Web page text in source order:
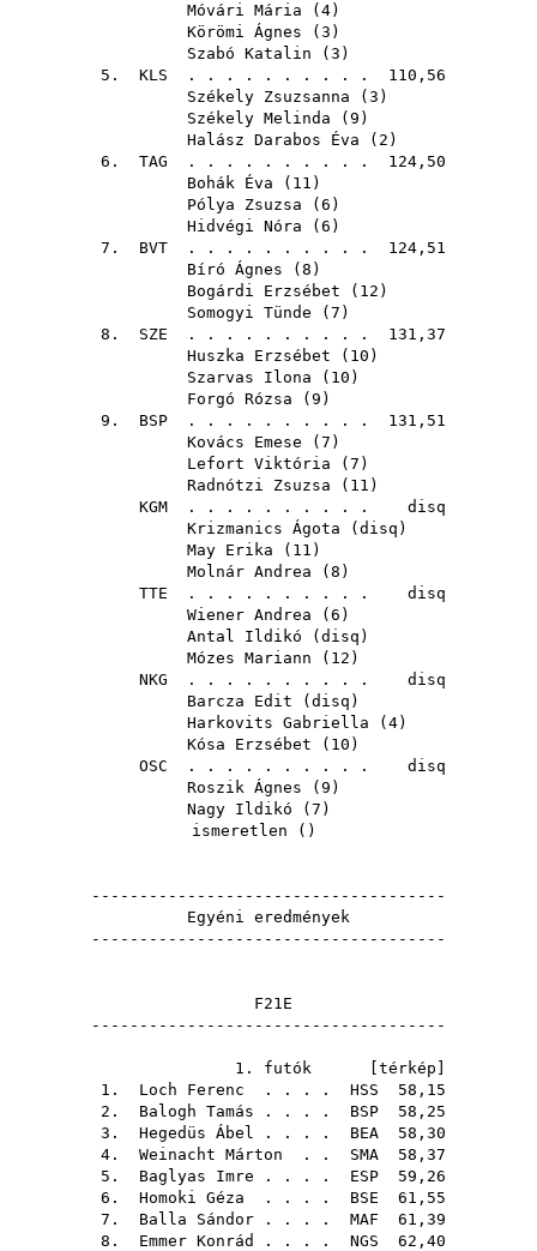
Móvári Mária ( 4)
Körömi Ágnes ( 3 )
Szabó Katalin ( 3 )
5. KLS . . . . . . . . . . 110,56
Székely Zsuzsanna ( 3 )
Székely Melinda ( 9 )
Halász Darabos Éva ( 2 )
6. TAG . . . . . . . . . . 124,50
Bohák Éva ( 11 )
Pólya Zsuzsa ( 6 )
Hidvégi Nóra ( 6 )
7. BVT . . . . . . . . . . 124,51
Bíró Ágnes ( 8 )
Bogárdi Erzsébet ( 12 )
Somogyi Tünde ( 7 )
8. SZE . . . . . . . . . . 131,37
Huszka Erzsébet ( 10 )
Szarvas Ilona ( 10 )
Forgó Rózsa ( 9 )
9. BSP . . . . . . . . . . 131,51
Kovács Emese ( 7 )
Lefort Viktória ( 7 )
Radnótzi Zsuzsa ( 11 )
KGM . . . . . . . . . . disq
Krizmanics Ágota ( disq )
May Erika ( 11 )
Molnár Andrea ( 8 )
TTE . . . . . . . . . . disq
Wiener Andrea ( 6 )
Antal Ildikó ( disq )
Mózes Mariann ( 12 )
NKG . . . . . . . . . . disq
Barcza Edit ( disq )
Harkovits Gabriella ( 4)
Kósa Erzsébet ( 10 )
OSC . . . . . . . . . . disq
Roszik Ágnes ( 9 )
Nagy Ildikó ( 7 )
ismeretlen ()
-------------------------------------
Egyéni eredmények
-------------------------------------
F21E
-------------------------------------
1. futók [ térkép
1. Loch Ferenc . . . . HSS 58,15
2. Balogh Tamás . . . . BSP 58,25
3. Hegedüs Ábel . . . . BEA 58,30
4. Weinacht Márton . . SMA 58,37
5. Baglyas Imre . . . . ESP 59,26
6. Homoki Géza . . . . BSE 61,55
7. Balla Sándor . . . . MAF 61,39
8. Emmer Konrád . . . . NGS 62,40